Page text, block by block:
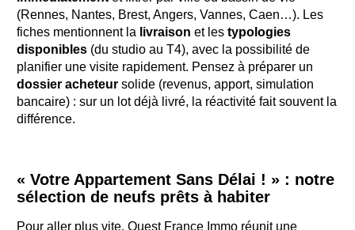
(Rennes, Nantes, Brest, Angers, Vannes, Caen…). Les
fiches mentionnent la livraison et les typologies
disponibles (du studio au T4), avec la possibilité de
planifier une visite rapidement. Pensez à préparer un
dossier acheteur solide (revenus, apport, simulation
bancaire) : sur un lot déjà livré, la réactivité fait souvent la
différence.
« Votre Appartement Sans Délai ! » : notre
sélection de neufs prêts à habiter
Pour aller plus vite, Ouest France Immo réunit une